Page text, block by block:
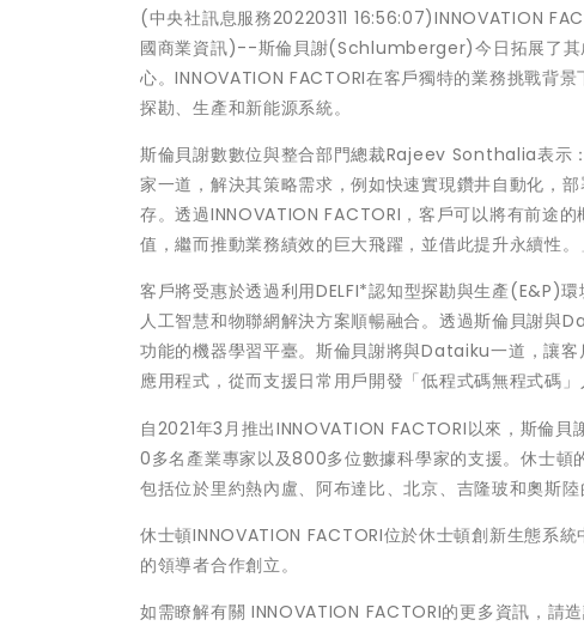
(中央社訊息服務20220311 16:56:07)INNOVATION
國商業資訊)--斯倫貝謝(Schlumberger)今日拓展了其
心。INNOVATION FACTORI在客戶獨特的業務挑戰背
探勘、生產和新能源系統。
斯倫貝謝數數位與整合部門總裁Rajeev Sonthalia表示
家一道，解決其策略需求，例如快速實現鑽井自動化，
存。透過INNOVATION FACTORI，客戶可以將有前途
值，繼而推動業務績效的巨大飛躍，並借此提升永續性。
客戶將受惠於透過利用DELFI*認知型探勘與生產(E&P)
人工智慧和物聯網解決方案順暢融合。透過斯倫貝謝與
功能的機器學習平臺。斯倫貝謝將與Dataiku一道，讓
應用程式，從而支援日常用戶開發「低程式碼無程式碼」
自2021年3月推出INNOVATION FACTORI以來，斯倫
0多名產業專家以及800多位數據科學家的支援。休士頓
包括位於里約熱內盧、阿布達比、北京、吉隆玻和奧斯陸
休士頓INNOVATION FACTORI位於休士頓創新生態系
的領導者合作創立。
如需瞭解有關 INNOVATION FACTORI的更多資訊，